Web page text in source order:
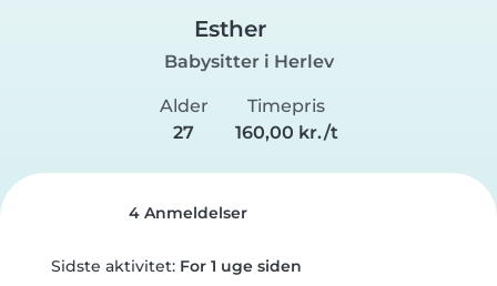
Esther
Babysitter i Herlev
Alder
27
Timepris
160,00 kr./t
4 Anmeldelser
Sidste aktivitet: For 1 uge siden